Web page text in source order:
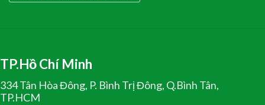
TP.Hồ Chí Minh
334 Tân Hòa Đông, P. Bình Trị Đông, Q.Bình Tân,
TP.HCM